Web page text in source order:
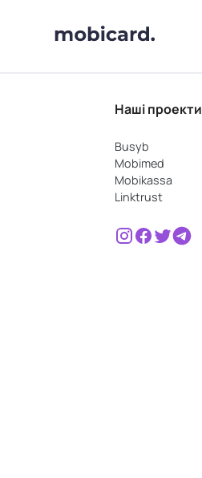
Наші проекти
Busyb
Mobimed
Mobikassa
Linktrust